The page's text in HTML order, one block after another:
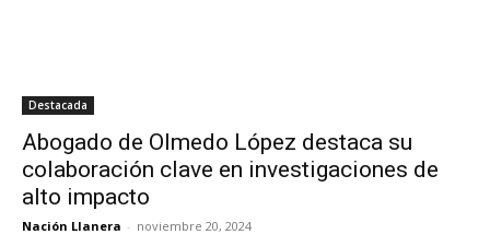
Destacada
Abogado de Olmedo López destaca su
colaboración clave en investigaciones de
alto impacto
Nación Llanera - noviembre 20, 2024